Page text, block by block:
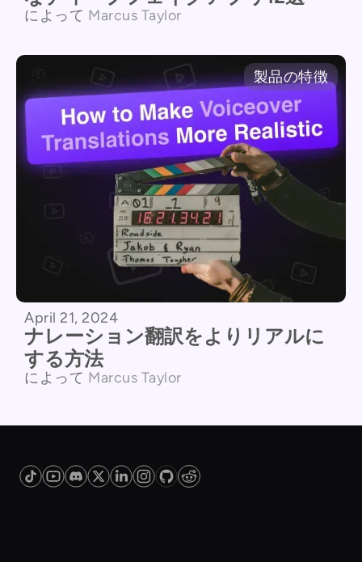
によって Marcus Taylor
製品の特徴
April 21, 2024
ナレーション翻訳をよりリアルに
する方法
によって Marcus Taylor